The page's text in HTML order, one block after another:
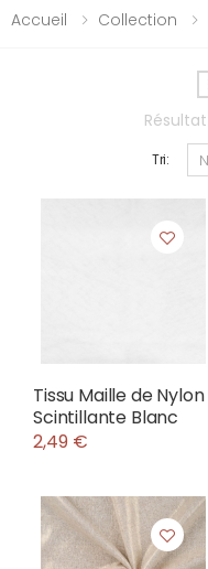
Accueil Collection
Résultat
Tri:
Tissu Maille de Nylon
Scintillante Blanc
2,49 €